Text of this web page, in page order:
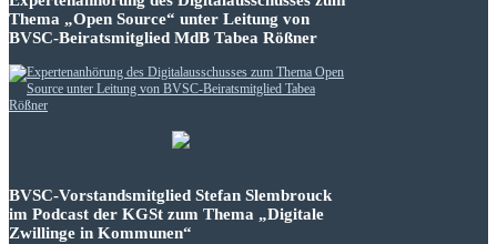
Thema „Open Source“ unter Leitung von
BVSC-Beiratsmitglied MdB Tabea Rößner
BVSC-Vorstandsmitglied Stefan Slembrouck
im Podcast der KGSt zum Thema „Digitale
Zwillinge in Kommunen“